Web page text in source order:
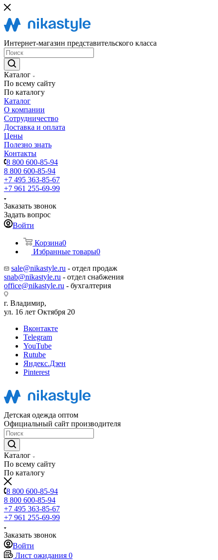
Интернет-магазин представительского класса
Каталог
По всему сайту
По каталогу
Каталог
О компании
Сотрудничество
Доставка и оплата
Цены
Полезно знать
Контакты
8 800 600-85-94
8 800 600-85-94
+7 495 363-85-67
+7 961 255-69-99
Заказать звонок
Задать вопрос
Войти
Корзина0
Избранные товары0
sale@nikastyle.ru - отдел продаж
snab@nikastyle.ru - отдел снабжения
office@nikastyle.ru - бухгалтерия
г. Владимир,
ул. 16 лет Октября 20
Вконтакте
Telegram
YouTube
Rutube
Яндекс.Дзен
Pinterest
Детская одежда оптом
Официальный сайт производителя
Каталог
По всему сайту
По каталогу
8 800 600-85-94
8 800 600-85-94
+7 495 363-85-67
+7 961 255-69-99
Заказать звонок
Войти
Лист ожидания 0